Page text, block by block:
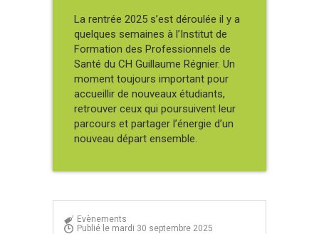
La rentrée 2025 s’est déroulée il y a
quelques semaines à l’Institut de
Formation des Professionnels de
Santé du CH Guillaume Régnier. Un
moment toujours important pour
accueillir de nouveaux étudiants,
retrouver ceux qui poursuivent leur
parcours et partager l’énergie d’un
nouveau départ ensemble.
Evènements
Publié le mardi 30 septembre 2025